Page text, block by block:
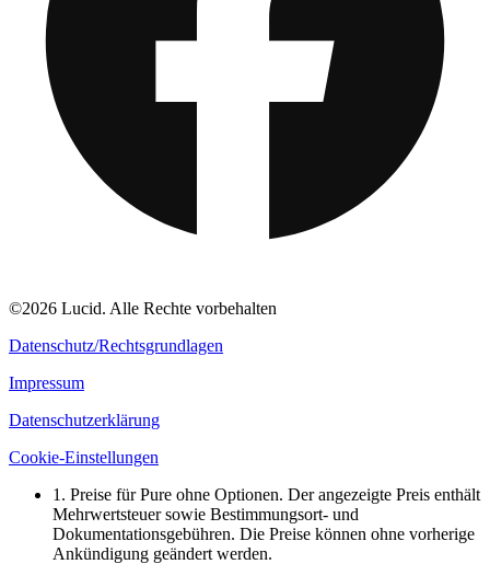
©2026 Lucid. Alle Rechte vorbehalten
Datenschutz/Rechtsgrundlagen
Impressum
Datenschutzerklärung
Cookie-Einstellungen
1. Preise für Pure ohne Optionen. Der angezeigte Preis enthält
Mehrwertsteuer sowie Bestimmungsort- und
Dokumentationsgebühren. Die Preise können ohne vorherige
Ankündigung geändert werden.